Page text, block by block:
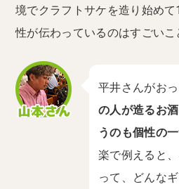
境でクラフトサケを造り始め
性が伝わっているのはすごいこ
平井さんがお
の人が造るお
うのも個性の
楽で例えると
って、どんな